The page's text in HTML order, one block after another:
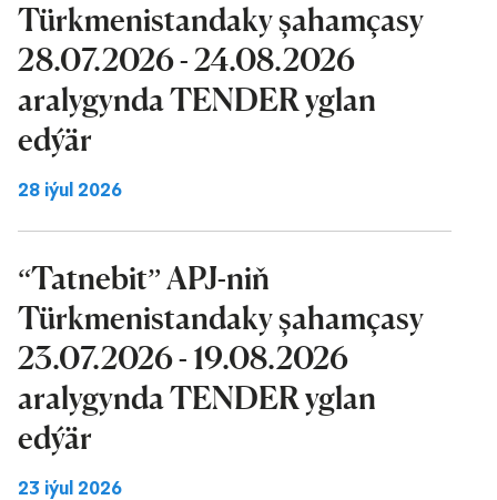
Türkmenistandaky şahamçasy
28.07.2026 - 24.08.2026
aralygynda TENDER yglan
edýär
28 iýul 2026
“Tatnebit” APJ-niň
Türkmenistandaky şahamçasy
23.07.2026 - 19.08.2026
aralygynda TENDER yglan
edýär
23 iýul 2026